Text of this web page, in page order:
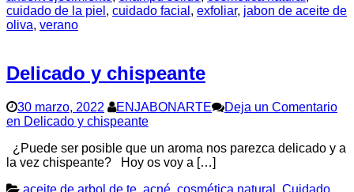
cuidado de la piel , cuidado facial , exfoliar, jabon de aceite de
oliva, verano
Delicado y chispeante
30 marzo, 2022 ENJABONARTE
Deja un Comentario
en Delicado y chispeante
¿Puede ser posible que un aroma nos parezca delicado y a
la vez chispeante? Hoy os voy a […]
aceite de arbol de te, acné, cosmética natural , Cuidado